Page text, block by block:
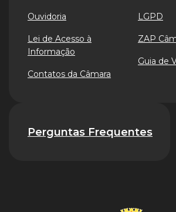
Ouvidoria
Lei de Acesso à
Informação
Contatos da Câmara
LGPD
ZAP
Guia de
Perguntas Frequentes